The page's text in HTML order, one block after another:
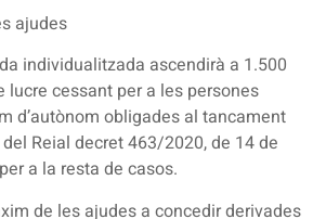
ajudes
individualitzada ascendirà a 1.500
lucre cessant per a les persones
d’autònom obligades al tancament
Reial decret 463/2020, de 14 de
a la resta de casos.
de les ajudes a concedir derivades